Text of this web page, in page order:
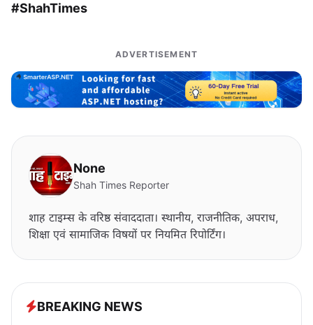
#ShahTimes
ADVERTISEMENT
None
Shah Times Reporter
शाह टाइम्स के वरिष्ठ संवाददाता। स्थानीय, राजनीतिक, अपराध,
शिक्षा एवं सामाजिक विषयों पर नियमित रिपोर्टिंग।
BREAKING NEWS